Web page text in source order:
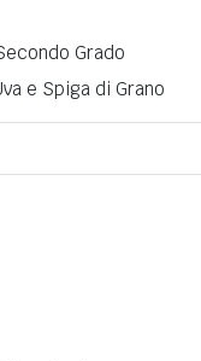
Grado
e Spiga di Grano